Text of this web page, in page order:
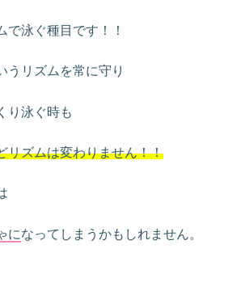
で泳ぐ種目です！！
うリズムを常に守り
り泳ぐ時も
リズムは変わりません！！
になってしまうかもしれません。